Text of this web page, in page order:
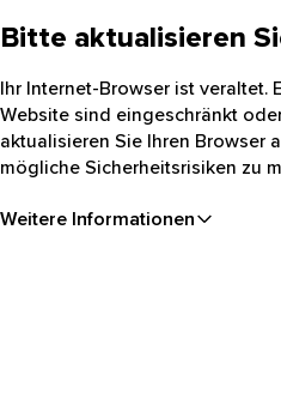
Bitte aktualisieren
Ihr Internet-Browser ist veraltet.
Website sind eingeschränkt
aktualisieren Sie Ihren Browser
mögliche Sicherheitsrisiken zu
Weitere Informationen